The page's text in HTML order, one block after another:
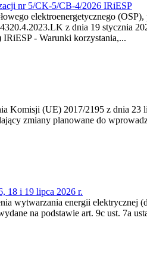
nr 5/CK-5/CB-4/2026 IRiESP
elektroenergetycznego
z dnia 19 stycznia
- Warunki korzystania,...
Komisji (UE) 2017/2195 z dnia 23‍
zmiany planowane do
18 i 19 lipca 2026 r.
wytwarzania energii elektrycznej
na podstawie art. 9c ust. 7a